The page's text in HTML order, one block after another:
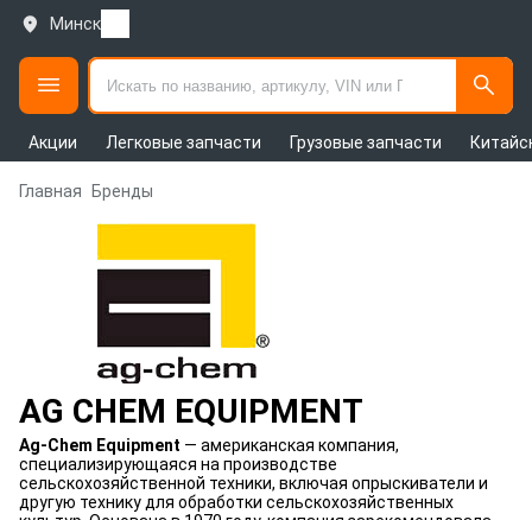
Минск
Акции Легковые запчасти Грузовые запчасти
Главная Бренды
AG CHEM EQUIPMENT
Ag-Chem Equipment — американская компания,
специализирующаяся на производстве
сельскохозяйственной техники, включая опрыскиватели и
другую технику для обработки сельскохозяйственных